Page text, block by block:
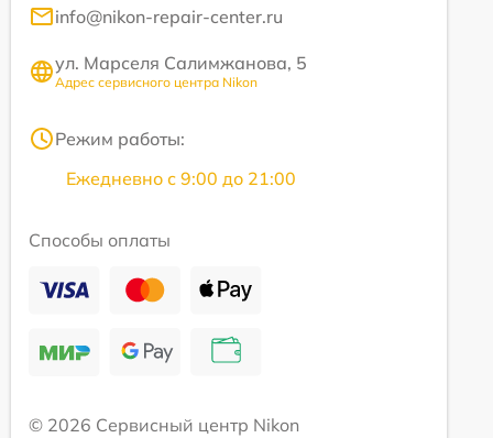
info@nikon-repair-center.ru
ул. Марселя Салимжанова, 5
Адрес сервисного центра Nikon
Режим работы:
Ежедневно с 9:00 до 21:00
Способы оплаты
© 2026 Сервисный центр Nikon